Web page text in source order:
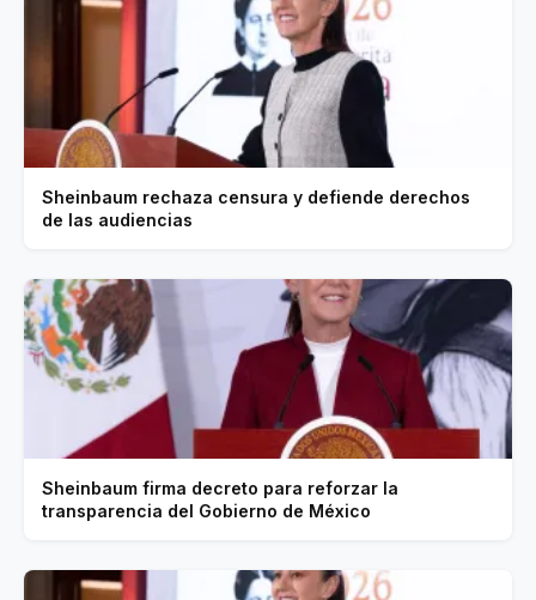
Sheinbaum rechaza censura y defiende derechos
de las audiencias
Sheinbaum firma decreto para reforzar la
transparencia del Gobierno de México